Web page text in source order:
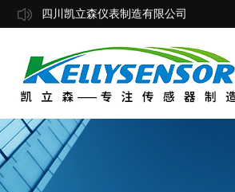
四川凯立森仪表制造有限公司